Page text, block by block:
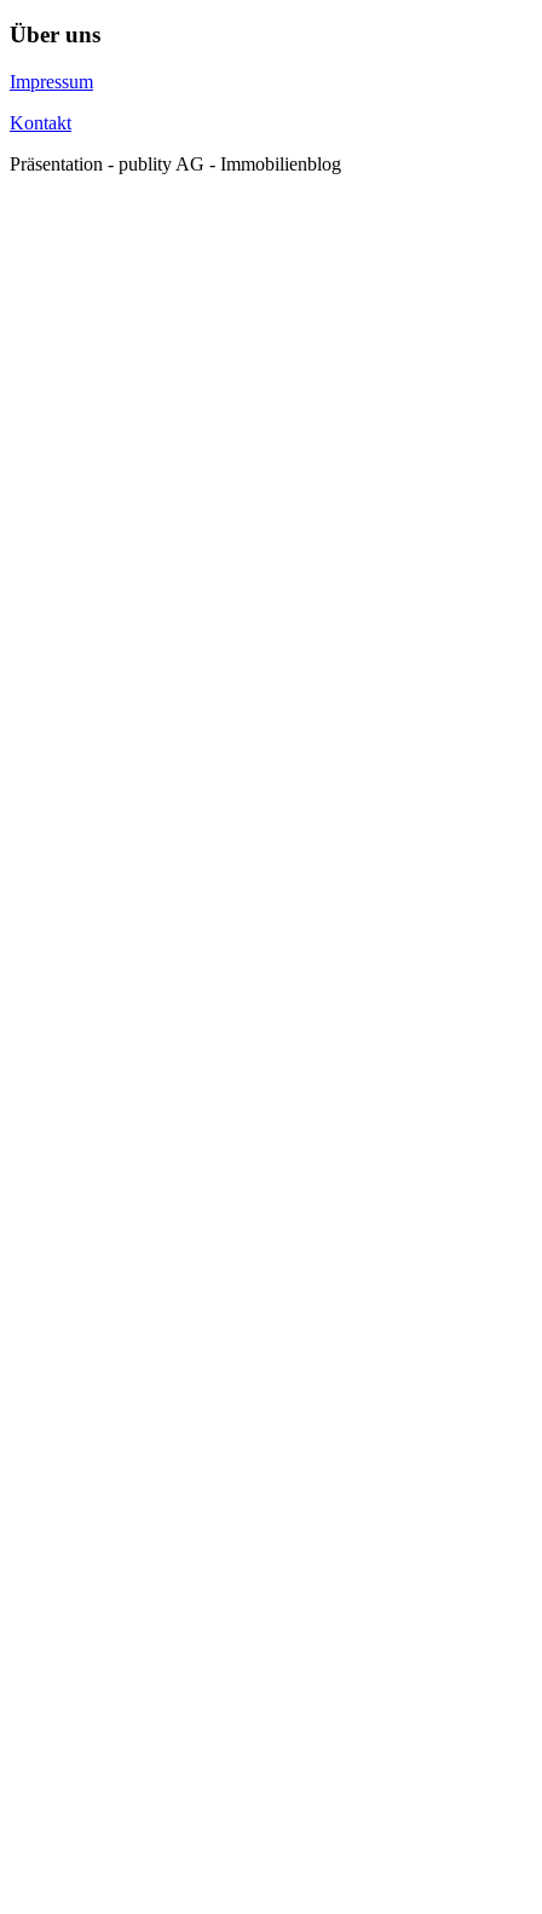
Über uns
Impressum
Kontakt
Präsentation - publity AG - Immobilienblog